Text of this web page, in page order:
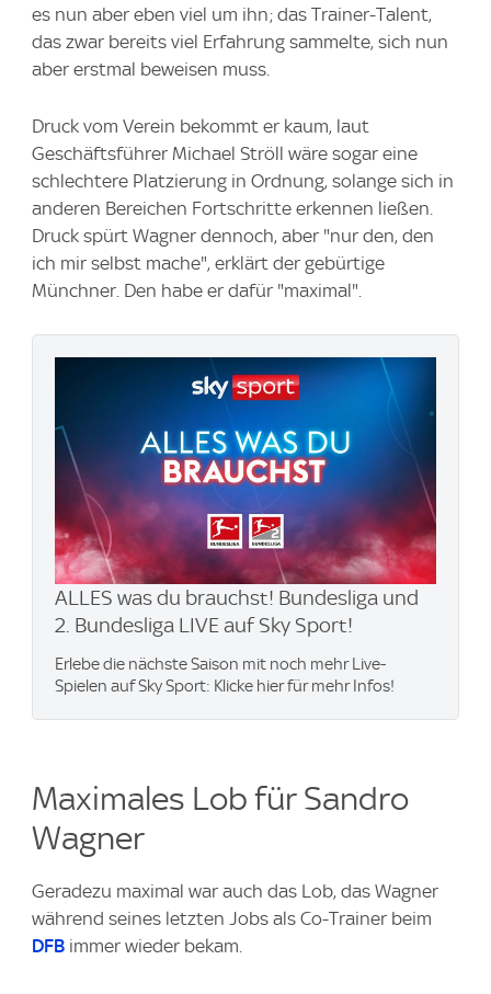
es nun aber eben viel um ihn; das Trainer-Talent,
das zwar bereits viel Erfahrung sammelte, sich nun
aber erstmal beweisen muss.
Druck vom Verein bekommt er kaum, laut
Geschäftsführer Michael Ströll wäre sogar eine
schlechtere Platzierung in Ordnung, solange sich in
anderen Bereichen Fortschritte erkennen ließen.
Druck spürt Wagner dennoch, aber "nur den, den
ich mir selbst mache", erklärt der gebürtige
Münchner. Den habe er dafür "maximal".
ALLES was du brauchst! Bundesliga und
2. Bundesliga LIVE auf Sky Sport!
Erlebe die nächste Saison mit noch mehr Live-
Spielen auf Sky Sport: Klicke hier für mehr Infos!
Maximales Lob für Sandro
Wagner
Geradezu maximal war auch das Lob, das Wagner
während seines letzten Jobs als Co-Trainer beim
DFB immer wieder bekam.